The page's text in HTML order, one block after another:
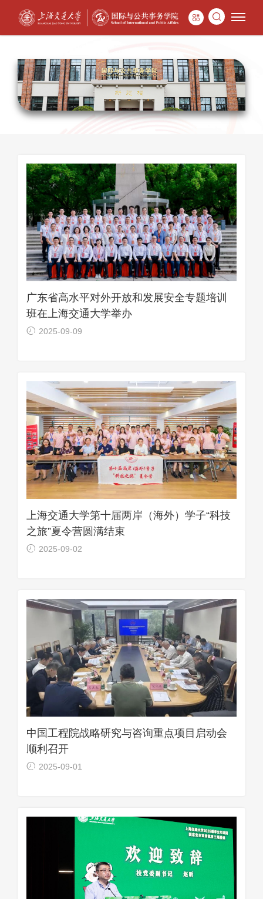
广东省高水平对外开放和发展安全专题培训
班在上海交通大学举办
2025-09-09
上海交通大学第十届两岸（海外）学子“科技
之旅”夏令营圆满结束
2025-09-02
中国工程院战略研究与咨询重点项目启动会
顺利召开
2025-09-01